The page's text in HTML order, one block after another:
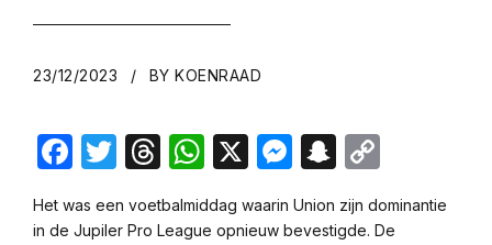
23/12/2023 BY KOENRAAD
Facebook
Twitter
Threads
WhatsApp
X Messenger
Snapchat
Het was een voetbalmiddag waarin Union zijn dominantie
in de Jupiler Pro League opnieuw bevestigde. De